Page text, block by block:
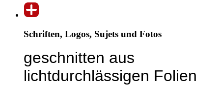
Schriften, Logos, Sujets und Fotos
geschnitten aus
lichtdurchlässigen Folien